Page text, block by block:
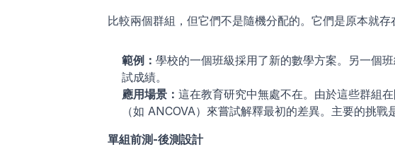
比較兩個群組，但它們不是隨機分配的。它們是原本就存
範例： 學校的一個班級採用了新的數學方案。另一個
試成績。
應用場景： 這在教育研究中無處不在。由於這些群組
（如 ANCOVA）來嘗試解釋最初的差異。主要的挑戰
單組前測-後測設計